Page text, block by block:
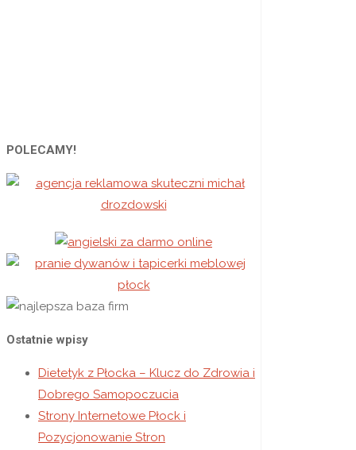
POLECAMY!
Ostatnie wpisy
Dietetyk z Płocka – Klucz do Zdrowia i
Dobrego Samopoczucia
Strony Internetowe Płock i
Pozycjonowanie Stron